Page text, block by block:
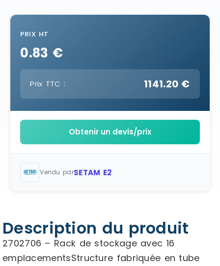
PRIX HT
0.83 €
Prix TTC : 1141.20 €
Obtenir un devis/prix
Vendu parSETAM E2
Description du produit
2702706 – Rack de stockage avec 16
emplacementsStructure fabriquée en tube